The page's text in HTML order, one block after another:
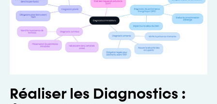
Réaliser les Diagnostics :